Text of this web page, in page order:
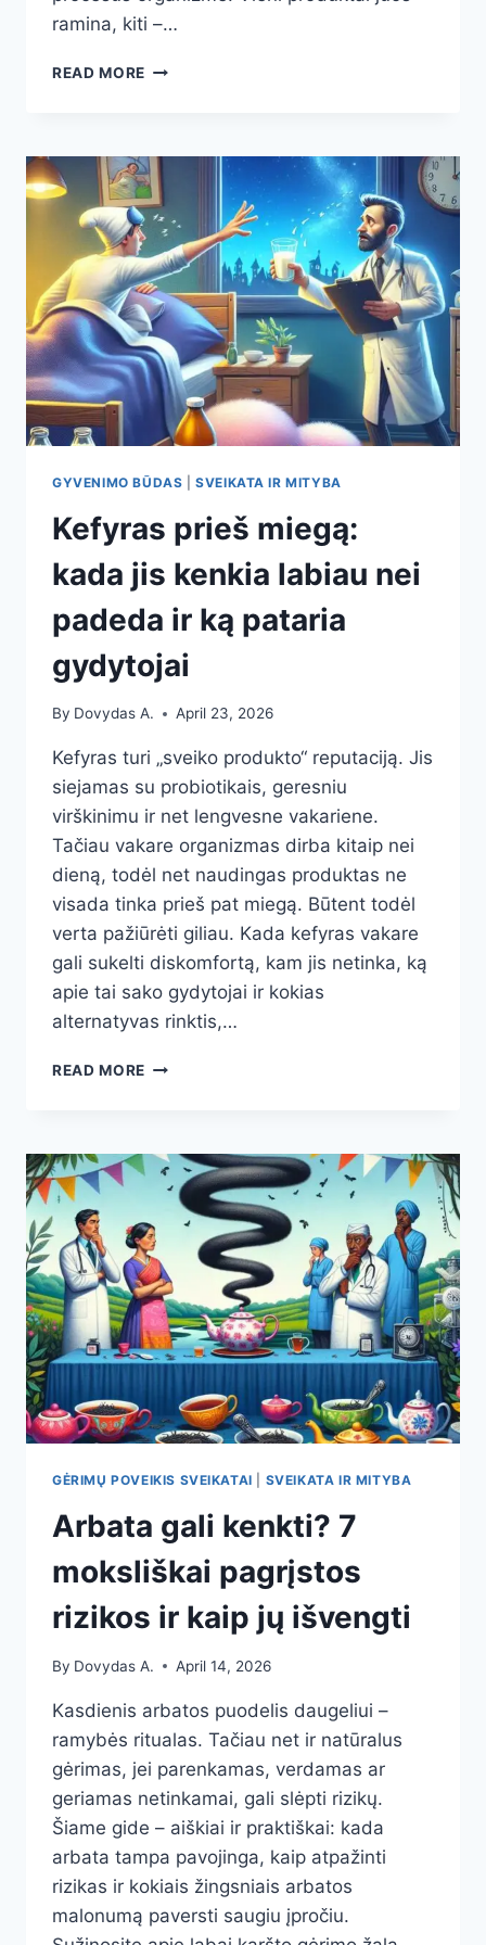
ramina, kiti –…
READ MORE
GALI
SKATINTI
SĄNARIŲ
UŽDEGIMĄ
IR
SKAUSMĄ
GYVENIMO BŪDAS |SVEIKATA IR MITYBA
Kefyras prieš miegą:
kada jis kenkia labiau nei
padeda ir ką pataria
gydytojai
By Dovydas A. April 23, 2026
Kefyras turi „sveiko produkto“ reputaciją. Jis
siejamas su probiotikais, geresniu
virškinimu ir net lengvesne vakariene.
Tačiau vakare organizmas dirba kitaip nei
dieną, todėl net naudingas produktas ne
visada tinka prieš pat miegą. Būtent todėl
verta pažiūrėti giliau. Kada kefyras vakare
gali sukelti diskomfortą, kam jis netinka, ką
apie tai sako gydytojai ir kokias
alternatyvas rinktis,…
READ MORE KEFYRAS
JIS
KENKIA
LABIAU
NEI
PADEDA
IR
KĄ
PATARIA
GYDYTOJAI
GĖRIMŲ POVEIKIS SVEIKATAI SVEIKATA IR MITYBA
Arbata gali kenkti? 7
moksliškai pagrįstos
rizikos ir kaip jų išvengti
By Dovydas A. April 14, 2026
Kasdienis arbatos puodelis daugeliui –
ramybės ritualas. Tačiau net ir natūralus
gėrimas, jei parenkamas, verdamas ar
geriamas netinkamai, gali slėpti rizikų.
Šiame gide – aiškiai ir praktiškai: kada
arbata tampa pavojinga, kaip atpažinti
rizikas ir kokiais žingsniais arbatos
malonumą paversti saugiu įpročiu.